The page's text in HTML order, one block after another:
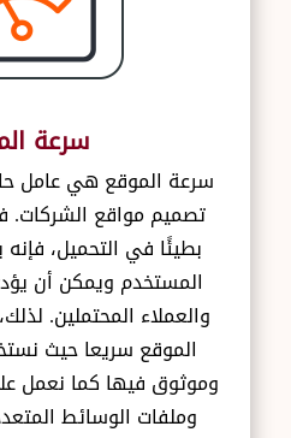
سرعة
سرعة الموقع هي عامل
تصميم مواقع الشركات.
بطيئًا في التحميل،
المستخدم ويمكن أن
والعملاء المحتملين.
الموقع سريعا حيث
وموثوق فيها كما نعمل
وملفات الوسائط